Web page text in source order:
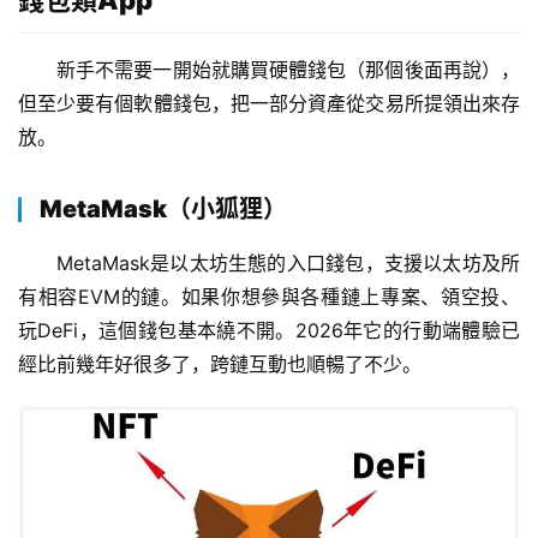
新手不需要一開始就購買硬體錢包（那個後面再說），
但至少要有個軟體錢包，把一部分資產從交易所提領出來存
放。
MetaMask（小狐狸）
MetaMask是以太坊生態的入口錢包，支援以太坊及所
有相容EVM的鏈。如果你想參與各種鏈上專案、領空投、
玩DeFi，這個錢包基本繞不開。2026年它的行動端體驗已
經比前幾年好很多了，跨鏈互動也順暢了不少。